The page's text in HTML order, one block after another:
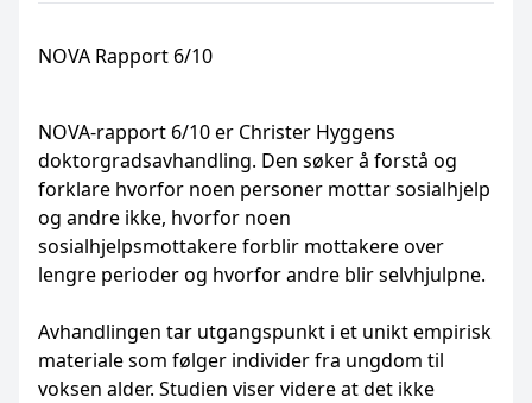
NOVA Rapport 6/10
NOVA-rapport 6/10 er Christer Hyggens
doktorgradsavhandling. Den søker å forstå og
forklare hvorfor noen personer mottar sosialhjelp
og andre ikke, hvorfor noen
sosialhjelpsmottakere forblir mottakere over
lengre perioder og hvorfor andre blir selvhjulpne.
Avhandlingen tar utgangspunkt i et unikt empirisk
materiale som følger individer fra ungdom til
voksen alder. Studien viser videre at det ikke